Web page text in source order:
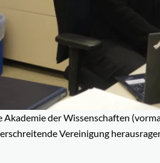
der Wissenschaften
Vereinigung